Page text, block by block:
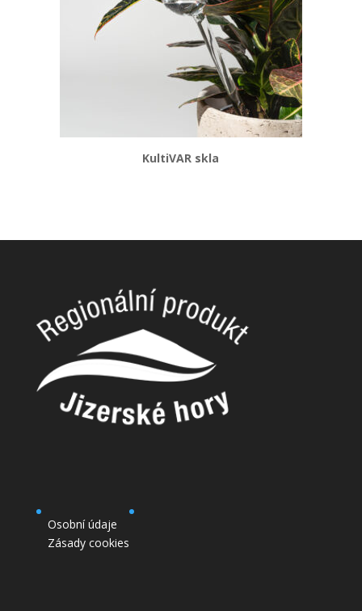
KultiVAR skla
Osobní údaje
Zásady cookies